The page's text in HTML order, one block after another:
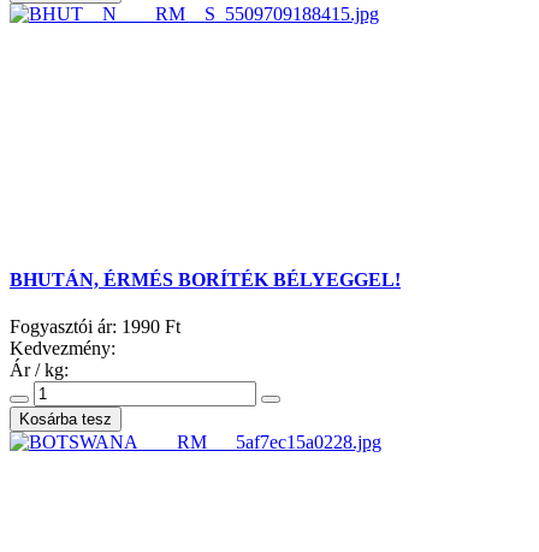
BHUTÁN, ÉRMÉS BORÍTÉK BÉLYEGGEL!
Fogyasztói ár: 1990 Ft
Kedvezmény:
Ár / kg: